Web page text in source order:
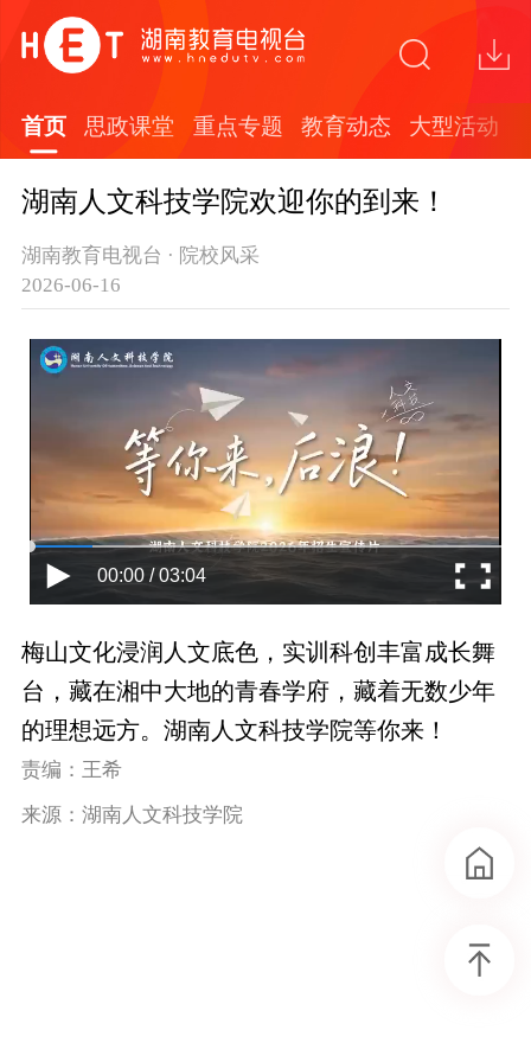
首页 思政课堂 重点专题 教育动态 大型活动
湖南人文科技学院欢迎你的到来！
湖南教育电视台 · 院校风采
2026-06-16
00:00 / 03:04
梅山文化浸润人文底色，实训科创丰富成长舞
台，藏在湘中大地的青春学府，藏着无数少年
的理想远方。湖南人文科技学院等你来！
责编：王希
来源：湖南人文科技学院